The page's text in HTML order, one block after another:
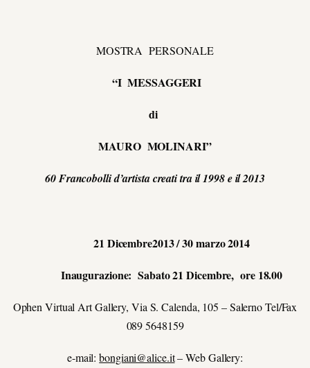
MOSTRA PERSONALE
“I MESSAGGERI
di
MAURO MOLINARI”
60 Francobolli d’artista creati tra il 1998 e il 2013
21 Dicembre2013 / 30 marzo 2014
Inaugurazione: Sabato 21 Dicembre, ore 18.00
Ophen Virtual Art Gallery, Via S. Calenda, 105 – Salerno Tel/Fax
089 5648159
e-mail:bongiani@alice.it– Web Gallery: